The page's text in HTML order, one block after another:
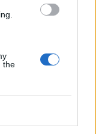
thebelüli